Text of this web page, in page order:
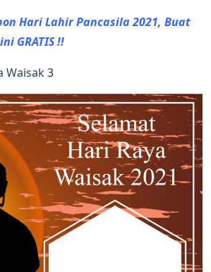
Hari Lahir Pancasila 2021, Buat
GRATIS !!
Waisak3